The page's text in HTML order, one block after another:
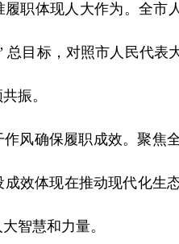
职体现人大作为。全市
总目标，对照市人民代
振。
风确保履职成效。聚焦
效体现在推动现代化生
智慧和力量。